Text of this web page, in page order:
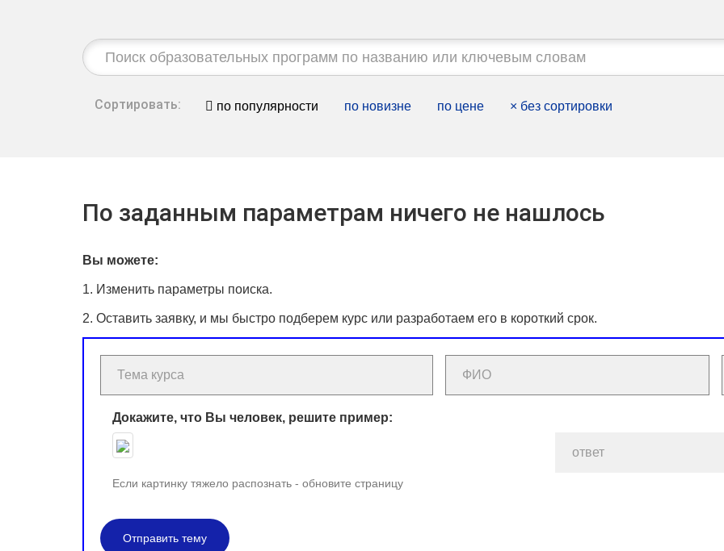
Строка
поиска:
Сортировать: по популярности по новизне по цене × без сортировки
По заданным параметрам ничего не нашлось
Вы можете:
1. Изменить параметры поиска.
2. Оставить заявку, и мы быстро подберем курс или разработаем его в короткий срок.
Докажите, что Вы человек, решите пример:
Если картинку тяжело распознать - обновите страницу
Отправить тему